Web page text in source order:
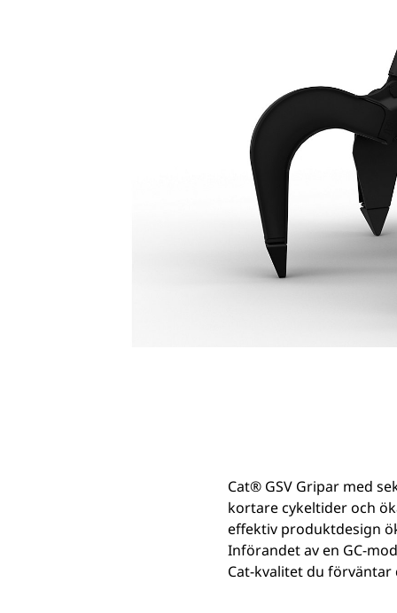
Cat® GSV Gripar med
kortare cykeltider och
effektiv produktdesign
Införandet av en GC-
Cat-kvalitet du förväntar